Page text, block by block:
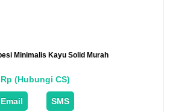
Minimalis Kayu Solid Murah
Rp (Hubungi CS)
Email SMS